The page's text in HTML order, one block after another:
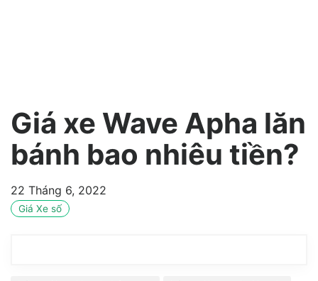
Giá xe Wave Apha lăn
bánh bao nhiêu tiền?
22 Tháng 6, 2022
Giá Xe số